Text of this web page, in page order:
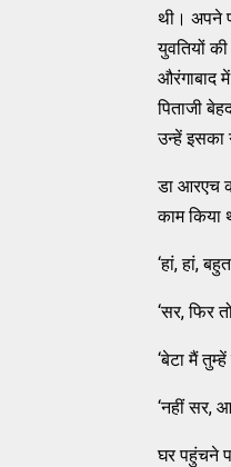
थी। अपने
युवतियों
औरंगाबाद
पिताजी
उन्हें इसका
डा आरएच
काम किया
‘हां, हां,
‘सर, फिर
‘बेटा मैं
‘नहीं सर,
घर पहुंचने